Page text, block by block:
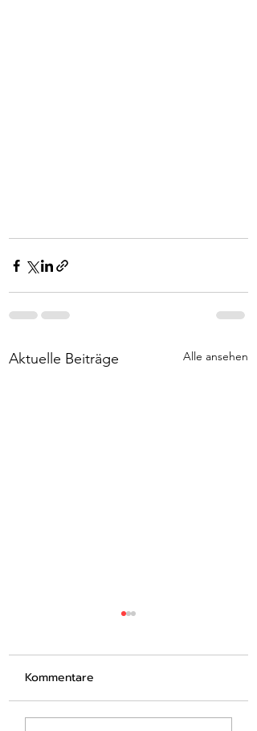
Aktuelle Beiträge Alle ansehen
Kommentare